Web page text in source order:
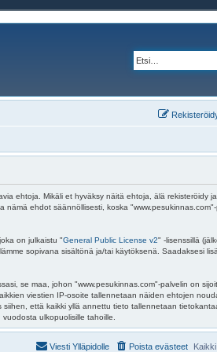
ehtoja. Mikäli et hyväksy näitä ehtoja, älä rekisteröidy
ehdot säännöllisesti, koska
on julkaistu "General Public License v2" -lisenssillä
sopivana sisältönä ja/tai käytöksenä. Saadaksesi
se maa, johon "www.pesukinnas.com"-palvelin on
viestien IP-osoite tallennetaan näiden ehtojen
että kaikki yllä annettu tieto tallennetaan
ulkopuolisille tahoille.
Poista evästeet
Viesti Ylläpidolle